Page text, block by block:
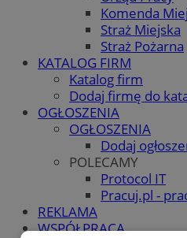
Komenda
Straż Miejska
Straż Pożarna
KATALOG FIRM
Katalog firm
Dodaj firmę do
OGŁOSZENIA
OGŁOSZENIA
Dodaj
POLECAMY
Protocol IT
Pracuj.pl -
REKLAMA
WSPÓŁPRACA